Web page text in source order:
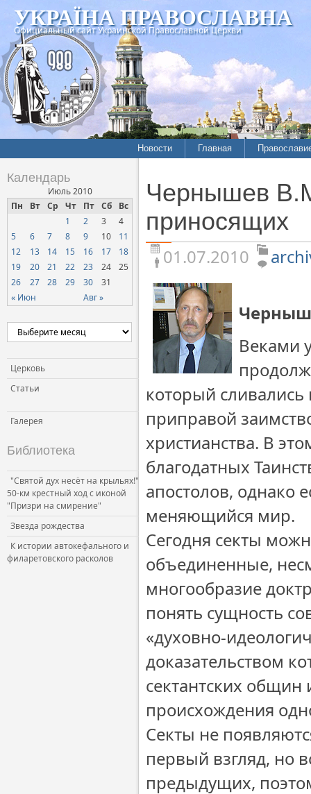
УКРАЇНА ПРАВОСЛАВНА
Официальный сайт Украинской Православной Церкви
Новости
Межконфессиональные
отношения
Нарушения прав
верующих
Официальная хроника
СОЦИАЛЬНОЕ
СЛУЖЕНИЕ
Церковь и власть
Церковь и общество
Церковь и СМИ
Главная
История
Хроники
Календарь
Июль 2010
Пн
Вт Ср Чт Пт Сб Вс
« Июн Авг »
1 2 3
4
5
6 7 8 9 10
11
12
13 14 15 16 17
18
19
20 21 22 23 24
25
26
27 28 29 30 31
Церковь
Статьи
Галерея
Библиотека
"Святой дух несёт на крыльях!"
50-км крестный ход с иконой
"Призри на смирение"
Звезда рождества
К истории автокефального и
филаретовского расколов
Чернышев
приносящих
01.07.2010
Веками
который
приправой
христианства. В
благодатных
апостолов, однако
меняющийся мир.
Сегодня секты
объединенные,
многообразие
понять сущность
«духовно-
доказательством
сектантских общин
происхождения
Секты не
первый взгляд, но
предыдущих,